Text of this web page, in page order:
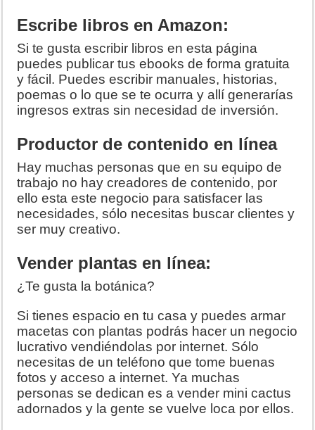
Escribe libros en Amazon:
Si te gusta escribir libros en esta página
puedes publicar tus ebooks de forma gratuita
y fácil. Puedes escribir manuales, historias,
poemas o lo que se te ocurra y allí generarías
ingresos extras sin necesidad de inversión.
Productor de contenido en línea
Hay muchas personas que en su equipo de
trabajo no hay creadores de contenido, por
ello esta este negocio para satisfacer las
necesidades, sólo necesitas buscar clientes y
ser muy creativo.
Vender plantas en línea:
¿Te gusta la botánica?
Si tienes espacio en tu casa y puedes armar
macetas con plantas podrás hacer un negocio
lucrativo vendiéndolas por internet. Sólo
necesitas de un teléfono que tome buenas
fotos y acceso a internet. Ya muchas
personas se dedican es a vender mini cactus
adornados y la gente se vuelve loca por ellos.